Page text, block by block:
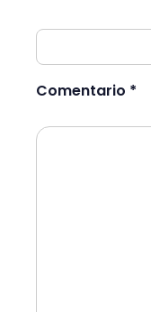
Comentario *